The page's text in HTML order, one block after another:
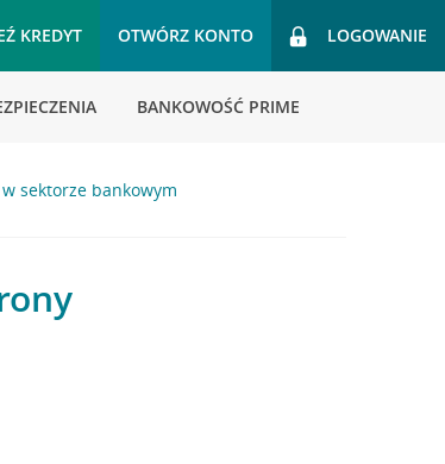
KREDYT OTWÓRZ KONTO LOGOWANIE
BANKOWOŚĆ PRIME
sektorze bankowym